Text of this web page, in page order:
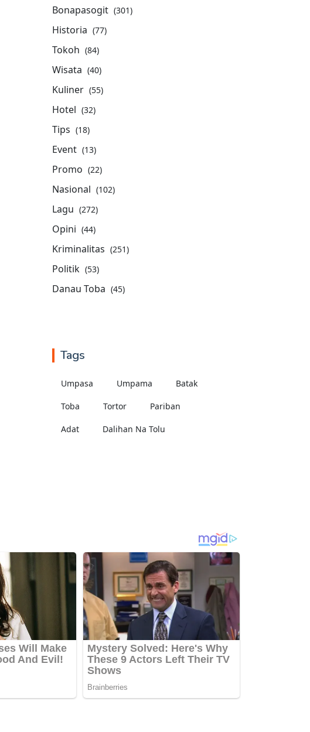
Bonapasogit (301)
Historia (77)
Tokoh (84)
Wisata (40)
Kuliner (55)
Hotel (32)
Tips (18)
Event (13)
Promo (22)
Nasional (102)
Lagu (272)
Opini (44)
Kriminalitas (251)
Politik (53)
Danau Toba (45)
Tags
Umpasa Umpama Batak
Toba Tortor Pariban
Adat Dalihan Na Tolu